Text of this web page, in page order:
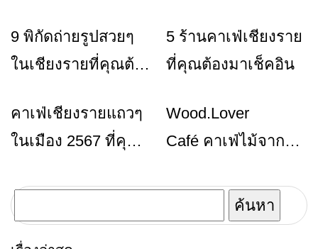
รอไฟเต็มแบบชิลล์ๆ
ท่องเที่ยว
9 พิกัดถ่ายรูปสวยๆ
ในเชียงรายที่คุณต้อง
ท่องเที่ยว ร้านอาหารที่พัก
5 ร้านคาเฟ่เชียงราย
ที่คุณต้องมาเช็คอิน
ท่องเที่ยว ร้านอาหารที่พัก
คาเฟ่เชียงรายแถวๆ
ในเมือง 2567 ที่คุณ
Wood.Lover
Café คาเฟ่ไม้จาก
ชอบไม้
สำหรับ: